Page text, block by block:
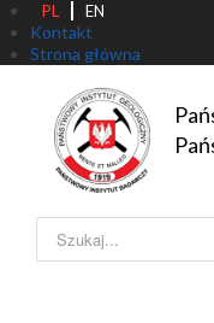
PL EN
Kontakt
Strona główna
Szukaj...